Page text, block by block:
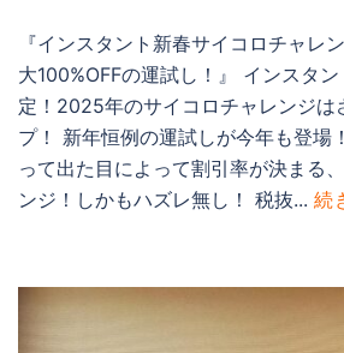
『インスタント新春サイコロチャレ
大100%OFFの運試し！』 インスタ
定！2025年のサイコロチャレンジは
プ！ 新年恒例の運試しが今年も登場
って出た目によって割引率が決まる
ンジ！しかもハズレ無し！ 税抜... 続